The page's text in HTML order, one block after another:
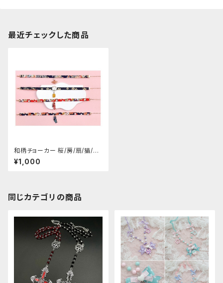
最近チェックした商品
和柄チョーカー 桜/房/扇/猫/こ
いのぼり
¥1,000
同じカテゴリの商品